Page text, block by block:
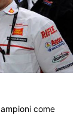
come